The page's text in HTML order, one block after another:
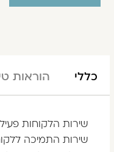
כללי הוראות
שירות הלקוחות פעיל
שירות התמיכה